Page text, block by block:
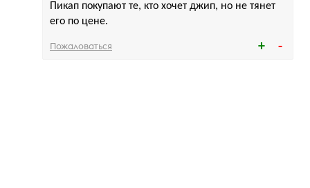
Пикап покупают те, кто хочет джип, но не тянет
его по цене.
Пожаловаться